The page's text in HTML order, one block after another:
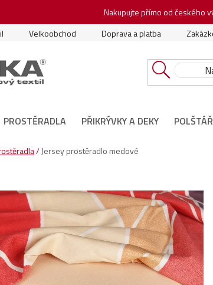
Nakupujte přímo od českého
Velkoobchod Doprava a platba
PROSTĚRADLA PŘIKRÝVKY A DEKY
/Jersey prostěradlo medové